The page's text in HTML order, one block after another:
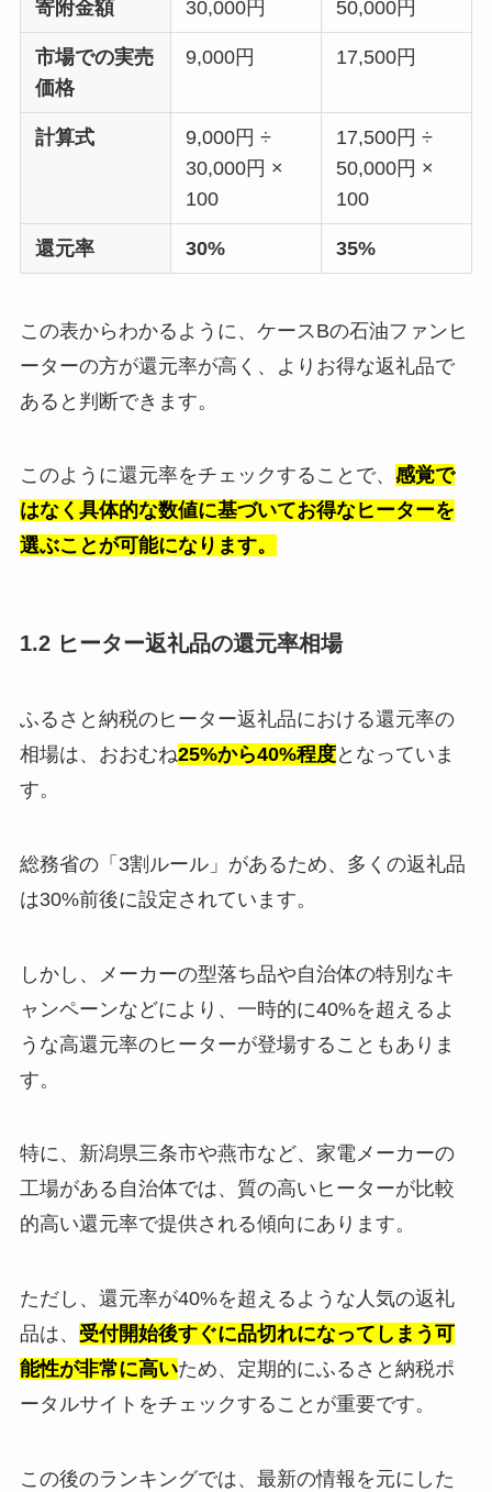
寄附金額 30,000円 50,000円
市場での実売
価格
9,000円 17,500円
計算式
9,000円 ÷
30,000円 ×
100
17,500円 ÷
50,000円 ×
100
還元率 30% 35%
この表からわかるように、ケースBの石油ファンヒ
ーターの方が還元率が高く、よりお得な返礼品で
あると判断できます。
このように還元率をチェックすることで、 感覚で
はなく具体的な数値に基づいてお得なヒーターを
選ぶことが可能になります。
1.2 ヒーター返礼品の還元率相場
ふるさと納税のヒーター返礼品における還元率の
相場は、おおむね25%から40%程度となっていま
す。
総務省の「3割ルール」があるため、多くの返礼品
は30%前後に設定されています。
しかし、メーカーの型落ち品や自治体の特別なキ
ャンペーンなどにより、一時的に40%を超えるよ
うな高還元率のヒーターが登場することもありま
す。
特に、新潟県三条市や燕市など、家電メーカーの
工場がある自治体では、質の高いヒーターが比較
的高い還元率で提供される傾向にあります。
ただし、還元率が40%を超えるような人気の返礼
品は、 受付開始後すぐに品切れになってしまう可
能性が非常に高いため、定期的にふるさと納税ポ
ータルサイトをチェックすることが重要です。
この後のランキングでは、最新の情報を元にした